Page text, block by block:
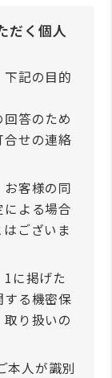
だく個人
記の目的
答のため
合せの連絡
客様の同
よる場合
ございま
に掲げた
する機密保
り扱いの
本人が識別